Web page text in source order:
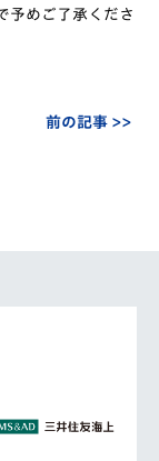
予めご了承くださ
前の記事 >>